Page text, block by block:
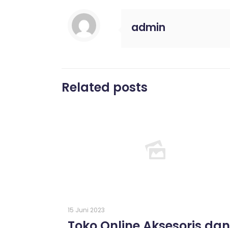
admin
Related posts
15 Juni 2023